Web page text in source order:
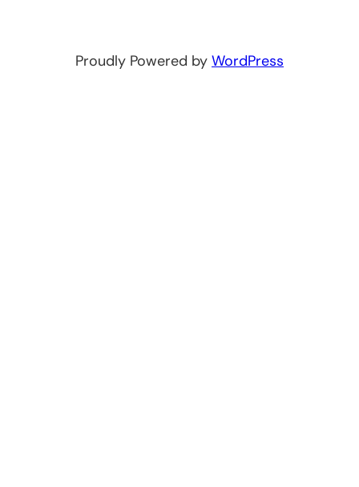
Proudly Powered by WordPress